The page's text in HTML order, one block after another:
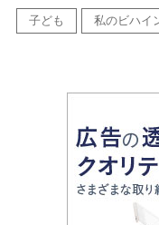
子ども 私のビハイ